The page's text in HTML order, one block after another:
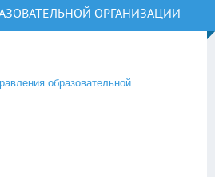
ОРГАНИЗАЦИИ
образовательной